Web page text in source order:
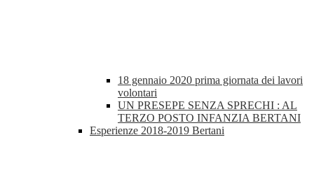
18 gennaio 2020 prima giornata dei lavori
volontari
UN PRESEPE SENZA SPRECHI : AL
TERZO POSTO INFANZIA BERTANI
Esperienze 2018-2019 Bertani